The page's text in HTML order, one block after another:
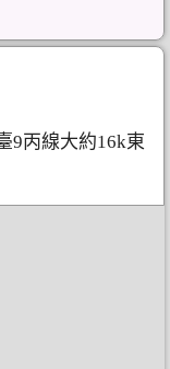
9丙線大約16k東